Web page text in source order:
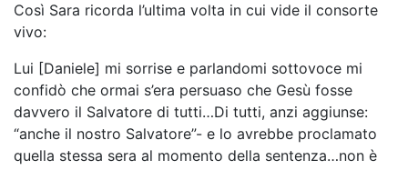
Così Sara ricorda l’ultima volta in cui vide il consorte
vivo:
Lui [Daniele] mi sorrise e parlandomi sottovoce mi
confidò che ormai s’era persuaso che Gesù fosse
davvero il Salvatore di tutti…Di tutti, anzi aggiunse:
“anche il nostro Salvatore”- e lo avrebbe proclamato
quella stessa sera al momento della sentenza…non è